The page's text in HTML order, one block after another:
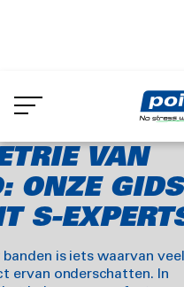
to
main
De geometrie
S-experts
VAN
ONZE GIDS
S-
is iets waarvan veel
ervan onderschatten. In